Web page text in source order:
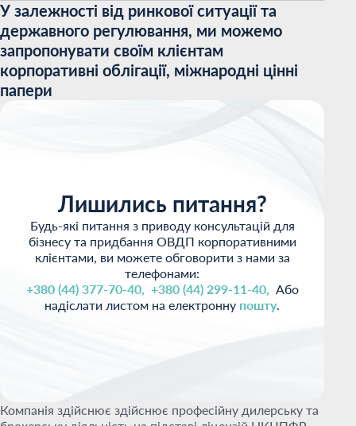
У залежності від ринкової ситуації та
державного регулювання, ми можемо
запропонувати своїм клієнтам
корпоративні облігації, міжнародні цінні
папери
Лишились питання?
Будь-які питання з приводу консультацій для
бізнесу та придбання ОВДП корпоративними
клієнтами, ви можете обговорити з нами за
телефонами:
+380 (44) 377-70-40,
+380 (44) 299-11-40,
Або
надіслати листом на електронну пошту.
Компанія здійснює здійснює професійну дилерську та